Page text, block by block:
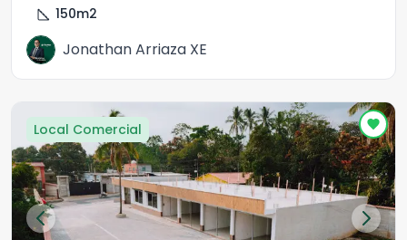
square_foot 150m2
Jonathan Arriaza XE
Local Comercial